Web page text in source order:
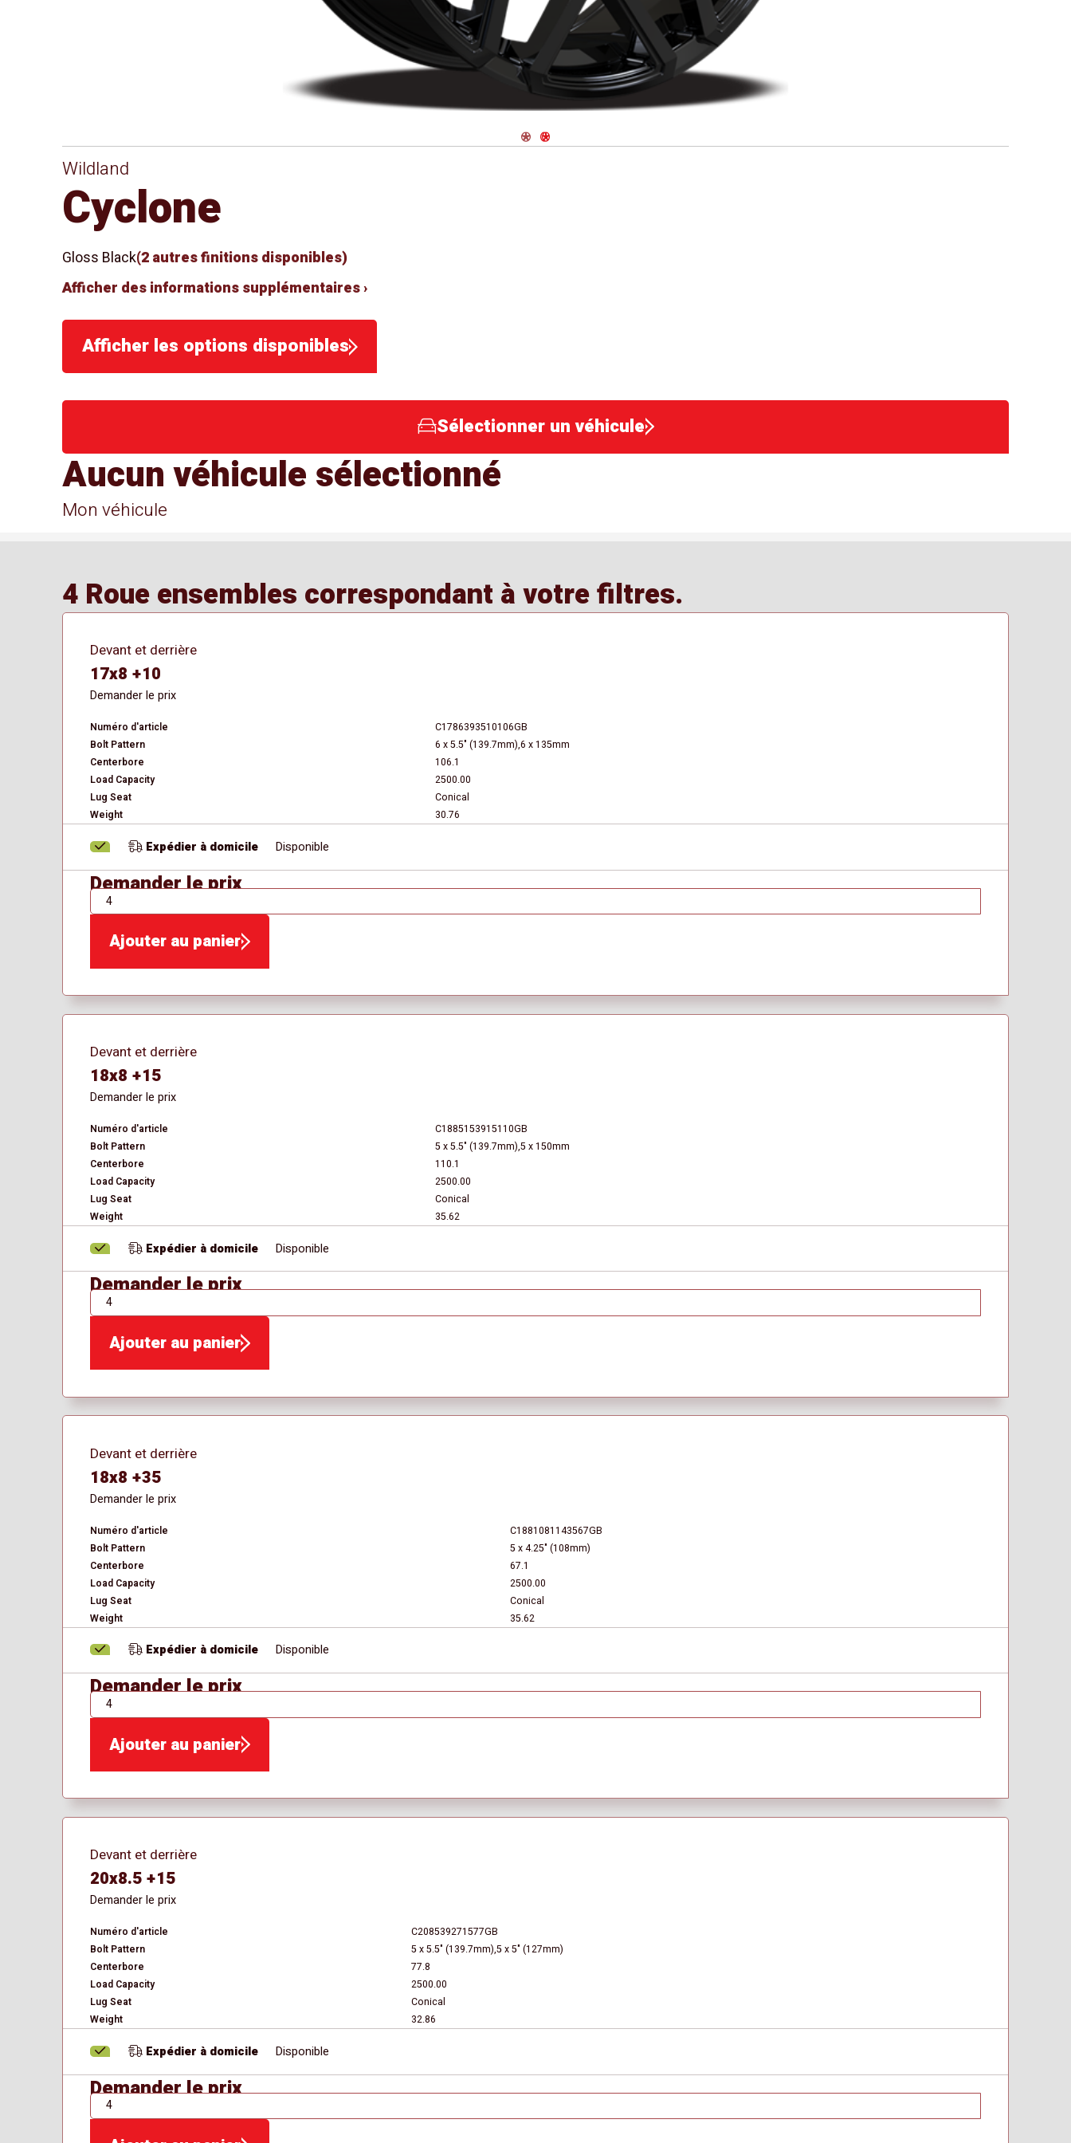
Navigate 1
Navigate 2
Wildland
Cyclone
Gloss Black(2 autres finitions disponibles)
Afficher des informations supplémentaires ›
Afficher les options disponibles
Sélectionner un véhicule
Mon véhicule
Aucun véhicule sélectionné
4 Roue ensembles correspondant à votre filtres.
Devant et derrière
17x8 +10
Demander le prix
Numéro d'article
C1786393510106GB
Bolt Pattern
6 x 5.5" (139.7mm),6 x 135mm
Centerbore
106.1
Load Capacity
2500.00
Lug Seat
Conical
Weight
30.76
Expédier à domicile Disponible
Demander le prix
QTÉ
Ajouter au panier
Devant et derrière
18x8 +15
Demander le prix
Numéro d'article
C1885153915110GB
Bolt Pattern
5 x 5.5" (139.7mm),5 x 150mm
Centerbore
110.1
Load Capacity
2500.00
Lug Seat
Conical
Weight
35.62
Expédier à domicile Disponible
Demander le prix
QTÉ
Ajouter au panier
Devant et derrière
18x8 +35
Demander le prix
Numéro d'article
C1881081143567GB
Bolt Pattern
5 x 4.25" (108mm)
Centerbore
67.1
Load Capacity
2500.00
Lug Seat
Conical
Weight
35.62
Expédier à domicile Disponible
Demander le prix
QTÉ
Ajouter au panier
Devant et derrière
20x8.5 +15
Demander le prix
Numéro d'article
C208539271577GB
Bolt Pattern
5 x 5.5" (139.7mm),5 x 5" (127mm)
Centerbore
77.8
Load Capacity
2500.00
Lug Seat
Conical
Weight
32.86
Expédier à domicile Disponible
Demander le prix
QTÉ